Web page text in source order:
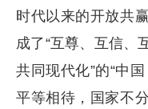
时代以来的开放共
成了“互尊、互信、
共同现代化”的“中国
平等相待，国家不